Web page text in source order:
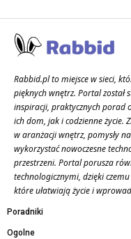
Rabbid.pl to miejsce w sieci,
pięknych wnętrz. Portal został
inspiracji, praktycznych porad
ich dom, jak i codzienne życie.
w aranżacji wnętrz, pomysły
wykorzystać nowoczesne
przestrzeni. Portal porusza
technologicznymi, dzięki
które ułatwiają życie i
Poradniki
Ogolne